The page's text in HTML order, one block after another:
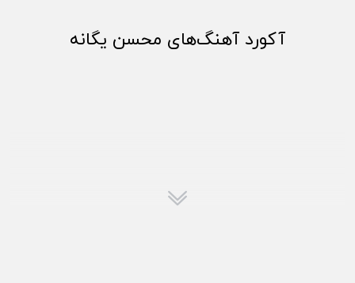
آکورد آهنگ‌های محسن یگانه